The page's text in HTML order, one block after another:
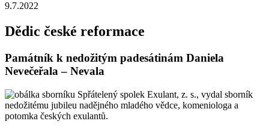
9.7.2022
Dědic české reformace
Památník k nedožitým padesátinám Daniela
Nevečeřala – Nevala
Spřátelený spolek Exulant, z. s., vydal sborník
nedožitému jubileu nadějného mladého vědce, komeniologa a
potomka českých exulantů.